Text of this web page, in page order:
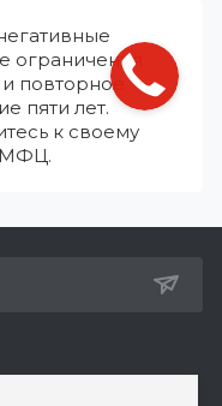
ограничения
повторное
пяти лет.
к своему
МФЦ.